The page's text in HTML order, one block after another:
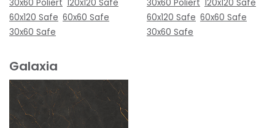
30x60 Poliert 120x120 Safe
60x120 Safe 60x60 Safe
30x60 Safe
30x60 Poliert 120x120 Safe
60x120 Safe 60x60 Safe
30x60 Safe
Galaxia